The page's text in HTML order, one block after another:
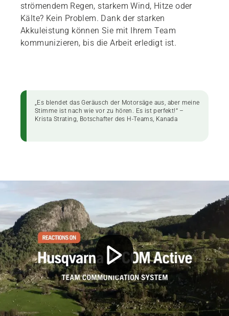
strömendem Regen, starkem Wind, Hitze oder
Kälte? Kein Problem. Dank der starken
Akkuleistung können Sie mit Ihrem Team
kommunizieren, bis die Arbeit erledigt ist.
„Es blendet das Geräusch der Motorsäge aus, aber meine
Stimme ist nach wie vor zu hören. Es ist perfekt!“ –
Krista Strating, Botschafter des H-Teams, Kanada